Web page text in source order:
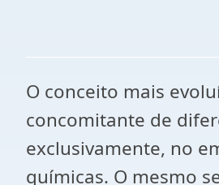
O conceito mais
concomitante de
exclusivamente, no
químicas. O mesmo